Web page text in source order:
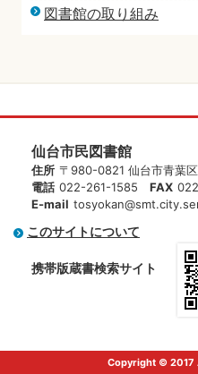
図書館の取り組み
仙台市民図書館
住所 〒980-0821 仙台市青葉
電話 022-261-1585 FAX
E-mail
このサイトについて
携帯版蔵書検索サイト
Copyright © 2017